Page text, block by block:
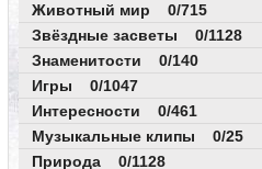
Животный мир 0/715
Звёздные засветы 0/1128
Знаменитости 0/140
Игры 0/1047
Интересности 0/461
Музыкальные клипы 0/25
Природа 0/1128